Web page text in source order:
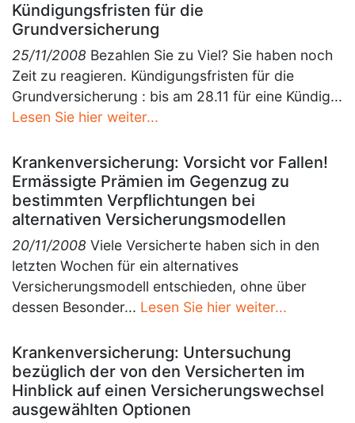
Kündigungsfristen für die
Grundversicherung
25/11/2008 Bezahlen Sie zu Viel? Sie haben noch
Zeit zu reagieren. Kündigungsfristen für die
Grundversicherung : bis am 28.11 für eine Kündig...
Lesen Sie hier weiter...
Krankenversicherung: Vorsicht vor Fallen!
Ermässigte Prämien im Gegenzug zu
bestimmten Verpflichtungen bei
alternativen Versicherungsmodellen
20/11/2008 Viele Versicherte haben sich in den
letzten Wochen für ein alternatives
Versicherungsmodell entschieden, ohne über
dessen Besonder... Lesen Sie hier weiter...
Krankenversicherung: Untersuchung
bezüglich der von den Versicherten im
Hinblick auf einen Versicherungswechsel
ausgewählten Optionen